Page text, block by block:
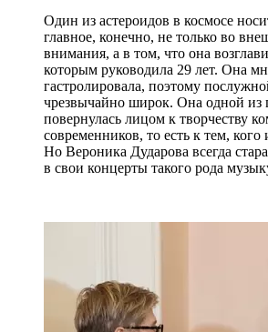
Один из астероидов в космосе
главное, конечно, не только во
внимания, а в том, что она
которым руководила 29 лет. Она
гастролировала, поэтому
чрезвычайно широк. Она одной из
повернулась лицом к творчеству
современников, то есть к тем, кого
Но Вероника Дударова всегда
в свои концерты такого рода